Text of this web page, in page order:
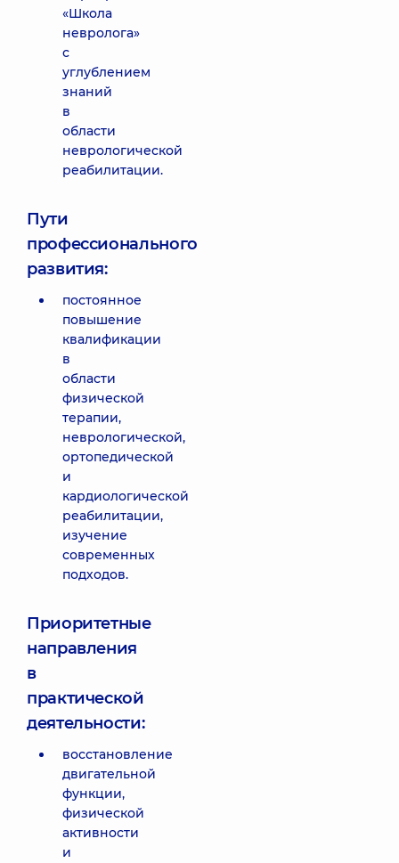
«Школа
невролога»
с
углублением
знаний
в
области
неврологической
реабилитации.
Пути
профессионального
развития:
постоянное
повышение
квалификации
в
области
физической
терапии,
неврологической,
ортопедической
и
кардиологической
реабилитации,
изучение
современных
подходов.
Приоритетные
направления
в
практической
деятельности:
восстановление
двигательной
функции,
физической
активности
и